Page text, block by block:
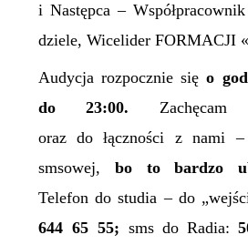
i Następca –
dziele, Wicelider FORMACJI
Audycja rozpocznie sięo
do 23:00. Zachęcam
oraz do łączności z nami
smsowej,bo to bardzo
Telefon do studia – do
644 65 55; sms do Radia: